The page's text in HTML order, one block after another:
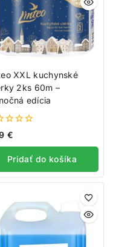
XXL kuchynské
2ks 60m –
edícia
€
Pridať do košíka